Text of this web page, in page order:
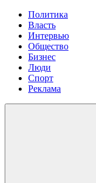
Политика
Власть
Интервью
Общество
Бизнес
Люди
Спорт
Реклама